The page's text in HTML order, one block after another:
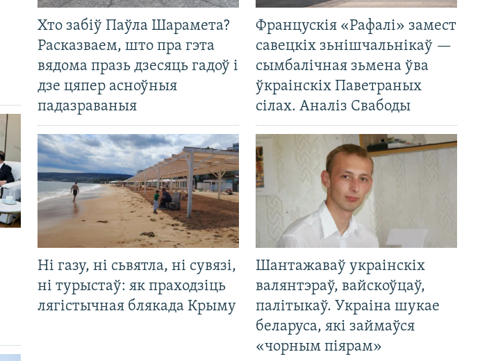
Хто забіў Паўла Шарамета?
Расказваем, што пра гэта
вядома празь дзесяць гадоў і
дзе цяпер асноўныя
падазраваныя
Францускія «Рафалі» замест
савецкіх зьнішчальнікаў —
сымбалічная зьмена ўва
ўкраінскіх Паветраных
сілах. Аналіз Свабоды
Ні газу, ні сьвятла, ні сувязі,
ні турыстаў: як праходзіць
лягістычная блякада Крыму
Шантажаваў украінскіх
валянтэраў, вайскоўцаў,
палітыкаў. Украіна шукае
беларуса, які займаўся
«чорным піярам»